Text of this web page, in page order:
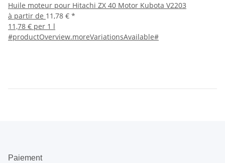
Huile moteur pour Hitachi ZX 40 Motor Kubota V2203
à partir de 11,78 € *
11,78 € per 1 l
#productOverview.moreVariationsAvailable#
Paiement